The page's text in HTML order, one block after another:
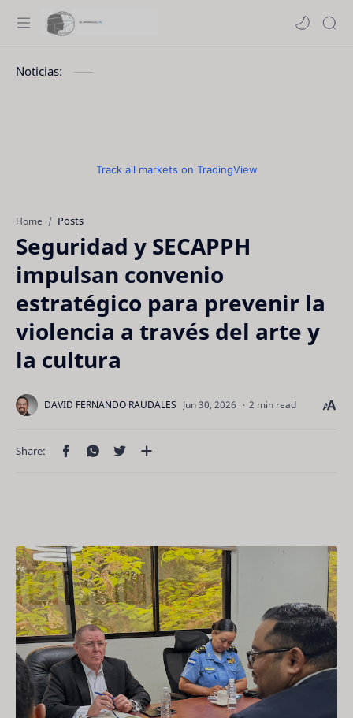
Noticias:
Track all markets on TradingView
Home Posts
Seguridad y SECAPPH
impulsan convenio
estratégico para prevenir la
violencia a través del arte y
la cultura
2 min read